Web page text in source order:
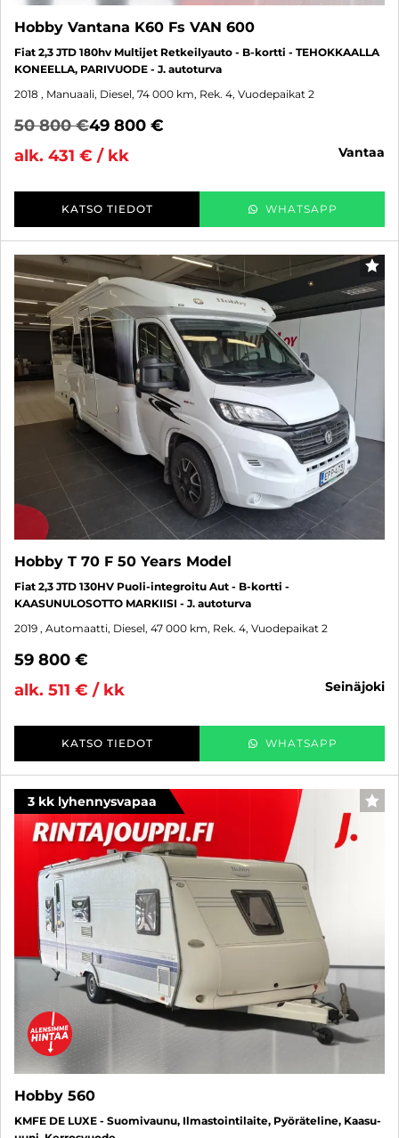
Hobby Vantana K60 Fs VAN 600
Fiat 2,3 JTD 180hv Multijet Retkeilyauto - B-kortti - TEHOKKAALLA
KONEELLA, PARIVUODE - J. autoturva
2018 , Manuaali, Diesel, 74 000 km, Rek. 4, Vuodepaikat 2
50 800 €49 800 €
alk. 431 € / kk
vantaa
KATSO TIEDOT WHATSAPP
Hobby T 70 F 50 Years Model
Fiat 2,3 JTD 130HV Puoli-integroitu Aut - B-kortti -
KAASUNULOSOTTO MARKIISI - J. autoturva
2019 , Automaatti, Diesel, 47 000 km, Rek. 4, Vuodepaikat 2
59 800 €
alk. 511 € / kk
seinäjoki
KATSO TIEDOT WHATSAPP
3 kk lyhennysvapaa
Hobby 560
KMFE DE LUXE - Suomivaunu, Ilmastointilaite, Pyöräteline, Kaasu-